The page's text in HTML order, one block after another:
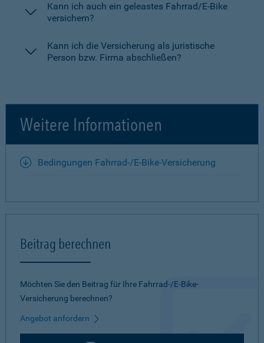
Kann ich auch ein geleastes Fahrrad/E-Bike
versichern?
Kann ich die Versicherung als juristische
Person bzw. Firma abschließen?
Weitere Informationen
Bedingungen Fahrrad-/E-Bike-Versicherung
Beitrag berechnen
Möchten Sie den Beitrag für Ihre Fahrrad-/E-Bike-
Versicherung berechnen?
Angebot anfordern